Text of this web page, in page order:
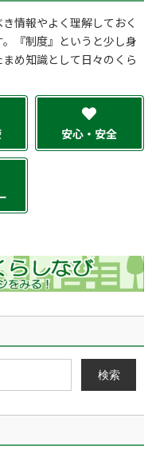
情報やよく理解しておく
『制度』というと少し身
め知識として日々のくら
安心・安全
検索